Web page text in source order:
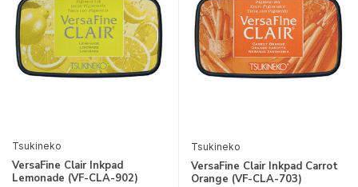
Tsukineko
VersaFine Clair Inkpad
Lemonade (VF-CLA-902)
Tsukineko
VersaFine Clair Inkpad Carrot
Orange (VF-CLA-703)